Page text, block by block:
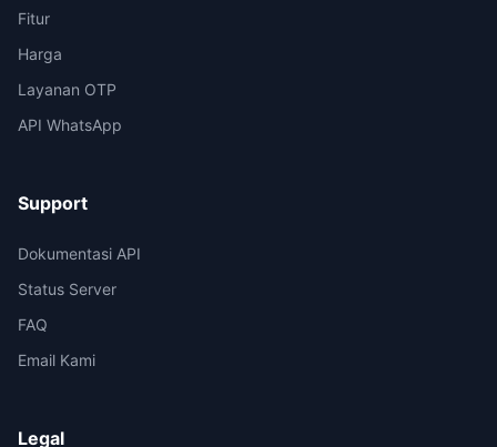
Fitur
Harga
Layanan OTP
API WhatsApp
Support
Dokumentasi API
Status Server
FAQ
Email Kami
Legal